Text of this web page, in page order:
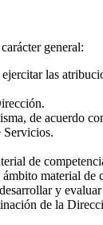
general:
las
de acuerdo
Servicios.
de
material de
y
de la